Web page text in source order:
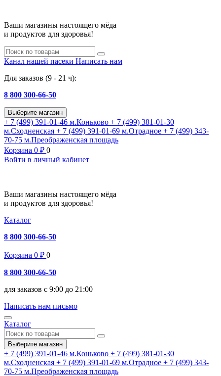
Ваши магазины настоящего мёда
и продуктов для здоровья!
Канал нашей пасеки Написать нам
Для заказов (9 - 21 ч):
8 800 300-66-50
Выберите магазин
+ 7 (499) 391-01-46 м.Коньково + 7 (499) 381-01-30
м.Сходненская + 7 (499) 391-01-69 м.Отрадное + 7 (499) 343-
70-75 м.Преображенская площадь
Корзина 0 ₽ 0
Войти в личный кабинет
Ваши магазины настоящего мёда
и продуктов для здоровья!
Каталог
8 800 300-66-50
Корзина 0 ₽ 0
8 800 300-66-50
для заказов с 9:00 до 21:00
Написать нам письмо
Каталог
Выберите магазин
+ 7 (499) 391-01-46 м.Коньково + 7 (499) 381-01-30
м.Сходненская + 7 (499) 391-01-69 м.Отрадное + 7 (499) 343-
70-75 м.Преображенская площадь